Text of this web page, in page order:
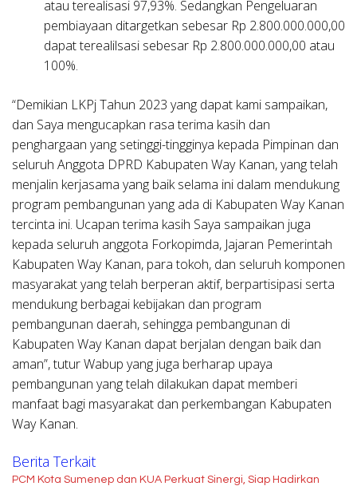
atau terealisasi 97,93%. Sedangkan Pengeluaran
pembiayaan ditargetkan sebesar Rp 2.800.000.000,00
dapat terealilsasi sebesar Rp 2.800.000.000,00 atau
100%.
“Demikian LKPj Tahun 2023 yang dapat kami sampaikan,
dan Saya mengucapkan rasa terima kasih dan
penghargaan yang setinggi-tingginya kepada Pimpinan dan
seluruh Anggota DPRD Kabupaten Way Kanan, yang telah
menjalin kerjasama yang baik selama ini dalam mendukung
program pembangunan yang ada di Kabupaten Way Kanan
tercinta ini. Ucapan terima kasih Saya sampaikan juga
kepada seluruh anggota Forkopimda, Jajaran Pemerintah
Kabupaten Way Kanan, para tokoh, dan seluruh komponen
masyarakat yang telah berperan aktif, berpartisipasi serta
mendukung berbagai kebijakan dan program
pembangunan daerah, sehingga pembangunan di
Kabupaten Way Kanan dapat berjalan dengan baik dan
aman”, tutur Wabup yang juga berharap upaya
pembangunan yang telah dilakukan dapat memberi
manfaat bagi masyarakat dan perkembangan Kabupaten
Way Kanan.
Berita Terkait
PCM Kota Sumenep dan KUA Perkuat Sinergi, Siap Hadirkan